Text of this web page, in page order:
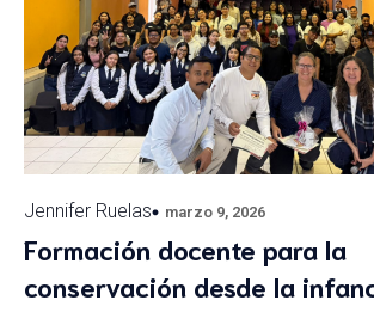
Jennifer Ruelas marzo 9, 2026
Formación docente para la
conservación desde la